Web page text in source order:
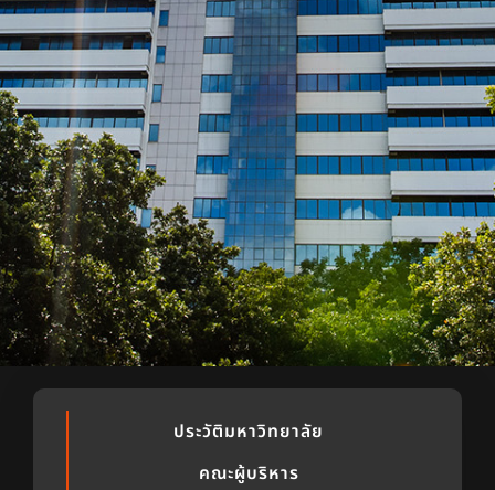
ประวัติมหาวิทยาลัย
คณะผู้บริหาร